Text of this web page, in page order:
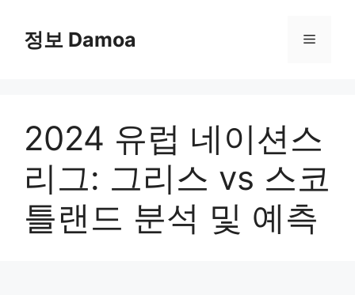
content정보 Damoa Menu
2024 유럽 네이션스
리그: 그리스 vs 스코
틀랜드 분석 및 예측